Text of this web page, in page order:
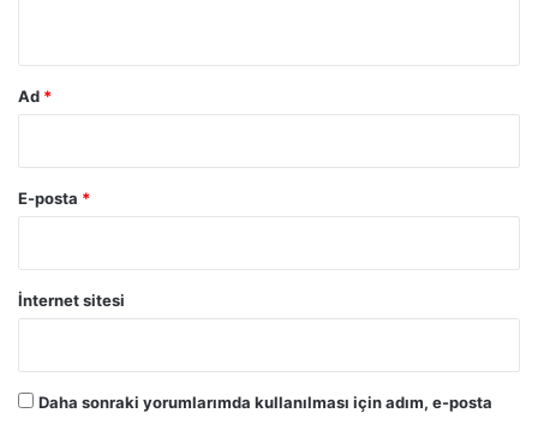
Ad *
E-posta *
İnternet sitesi
Daha sonraki yorumlarımda kullanılması için adım, e-posta